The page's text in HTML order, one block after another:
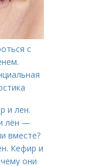
с
Кефир и
они